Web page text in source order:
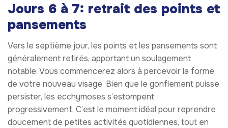
Jours 6 à 7: retrait des points et
pansements
Vers le septième jour, les points et les pansements sont
généralement retirés, apportant un soulagement
notable. Vous commencerez alors à percevoir la forme
de votre nouveau visage. Bien que le gonflement puisse
persister, les ecchymoses s’estompent
progressivement. C’est le moment idéal pour reprendre
doucement de petites activités quotidiennes, tout en